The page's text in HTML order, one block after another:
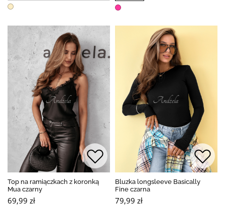
Top na ramiączkach z koronką
Mua czarny
69,99 zł
Bluzka longsleeve Basically
Fine czarna
79,99 zł